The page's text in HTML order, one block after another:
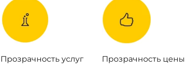
Прозрачность услуг Прозрачность цены